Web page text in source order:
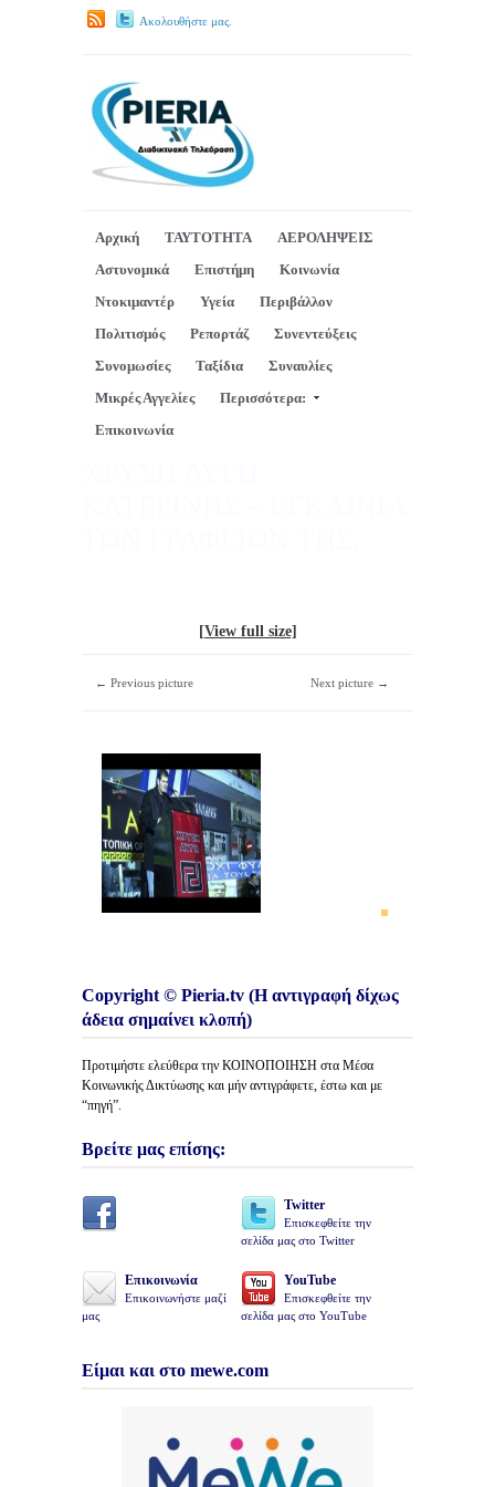
Ακολουθήστε μας.
Αρχική ΤΑΥΤΟΤΗΤΑ
ΑΕΡΟΛΗΨΕΙΣ
Αστυνομικά
Επιστήμη
Κοινωνία
Ντοκιμαντέρ
Υγεία
Περιβάλλον
Πολιτισμός
Ρεπορτάζ
Συνεντεύξεις
Συνομωσίες
Ταξίδια
Συναυλίες
Μικρές Αγγελίες
Περισσότερα:
Επικοινωνία
[View full size]
← Previous picture Next picture →
Copyright © Pieria.tv (Η αντιγραφή δίχως
άδεια σημαίνει κλοπή)
Προτιμήστε ελεύθερα την ΚΟΙΝΟΠΟΙΗΣΗ στα Μέσα
Κοινωνικής Δικτύωσης και μήν αντιγράφετε, έστω και με
“πηγή”.
Βρείτε μας επίσης:
Twitter
Επισκεφθείτε την
σελίδα μας στο Twitter
Επικοινωνία
Επικοινωνήστε μαζί
μας
YouTube
Επισκεφθείτε την
σελίδα μας στο YouTube
Είμαι και στο mewe.com